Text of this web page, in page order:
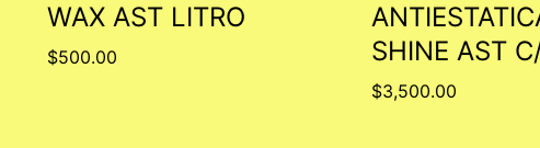
WAX AST LITRO
$500.00
SHINE AST
$3,500.00